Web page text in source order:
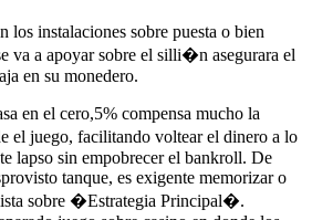
los instalaciones sobre puesta o bien
va a apoyar sobre el silli�n asegurara el
en su monedero.
en el cero,5% compensa mucho la
el juego, facilitando voltear el dinero a lo
lapso sin empobrecer el bankroll. De
tanque, es exigente memorizar o
sobre �Estrategia Principal�.